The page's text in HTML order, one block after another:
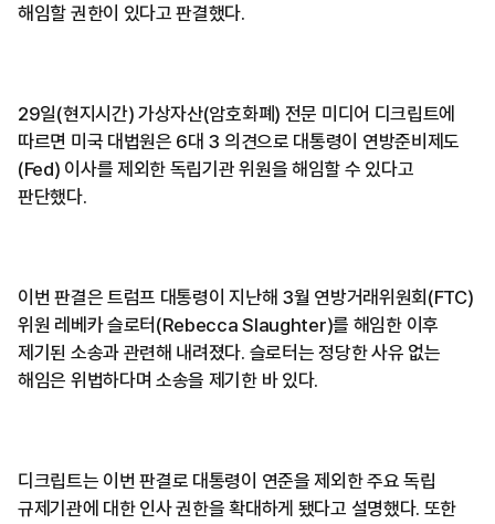
해임할 권한이 있다고 판결했다.
29일(현지시간) 가상자산(암호화폐) 전문 미디어 디크립트에
따르면 미국 대법원은 6대 3 의견으로 대통령이 연방준비제도
(Fed) 이사를 제외한 독립기관 위원을 해임할 수 있다고
판단했다.
이번 판결은 트럼프 대통령이 지난해 3월 연방거래위원회(FTC)
위원 레베카 슬로터(Rebecca Slaughter)를 해임한 이후
제기된 소송과 관련해 내려졌다. 슬로터는 정당한 사유 없는
해임은 위법하다며 소송을 제기한 바 있다.
디크립트는 이번 판결로 대통령이 연준을 제외한 주요 독립
규제기관에 대한 인사 권한을 확대하게 됐다고 설명했다. 또한